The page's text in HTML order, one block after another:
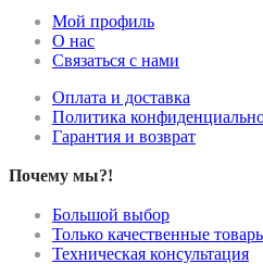
Мой профиль
О нас
Связаться с нами
Оплата и доставка
Политика
Гарантия и возврат
Почему мы?!
Большой выбор
Только качественные
Техническая консультация